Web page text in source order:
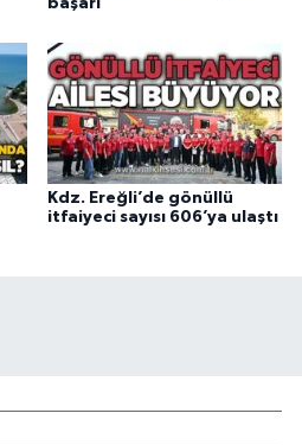
Kdz. Ereğli’de gönüllü
itfaiyeci sayısı 606’ya ulaştı